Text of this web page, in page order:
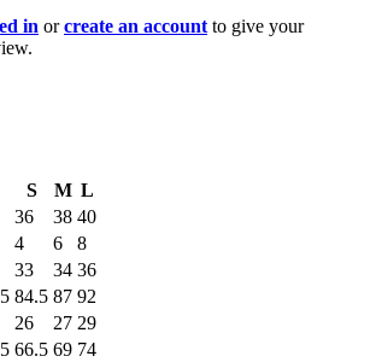
in orcreate an account to give your
S M L
36 38 40
4 6
8
33 34 36
84.5 87 92
26 27 29
66.5 69 74